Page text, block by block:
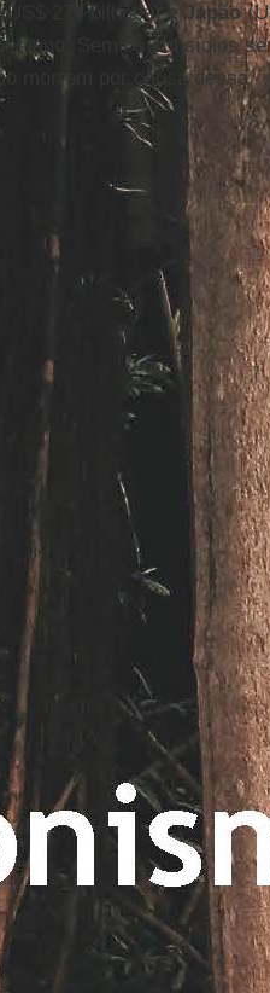
277 bilhões) e Japão
ano. Sem os subsídios
morrem por causa dessa